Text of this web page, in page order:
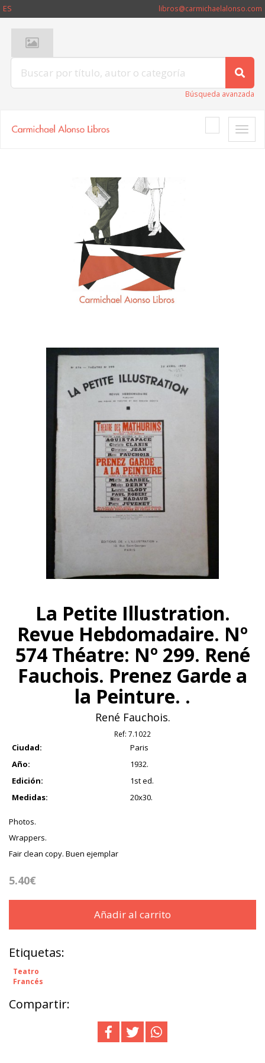
ES libros@carmichaelalonso.com
Búsqueda avanzada
Toggle
La Petite Illustration.
Revue Hebdomadaire. Nº
574 Théatre: Nº 299. René
Fauchois. Prenez Garde a
la Peinture. .
René Fauchois.
Ref: 7.1022
Ciudad:
Paris
Año:
1932.
Edición:
1st ed.
Medidas:
20x30.
Photos.
Wrappers.
Fair clean copy. Buen ejemplar
5.40€
Añadir al carrito
Etiquetas:
Teatro
Francés
Compartir: